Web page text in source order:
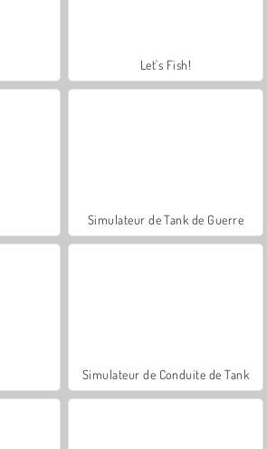
Let's Fish!
Simulateur de Tank de Guerre
Simulateur de Conduite de Tank